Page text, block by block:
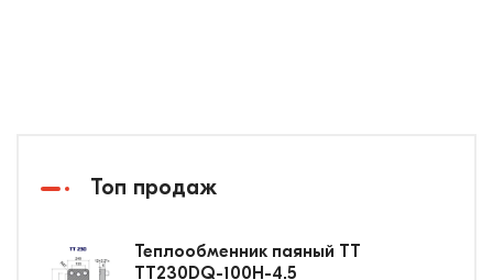
Топ продаж
Теплообменник паяный ТТ
ТТ230DQ-100Н-4.5